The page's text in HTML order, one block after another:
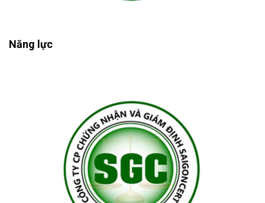
Năng lực